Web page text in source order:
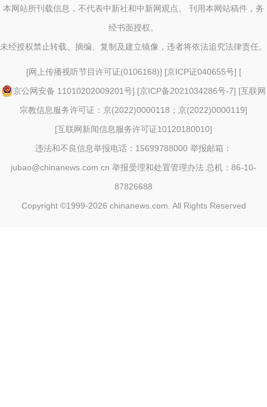
本网站所刊载信息，不代表中新社和中新网观点。 刊用本网站稿件，务
经书面授权。
未经授权禁止转载、摘编、复制及建立镜像，违者将依法追究法律责任。
[网上传播视听节目许可证(0106168)] [京ICP证040655号] [
京公网安备 11010202009201号] [京ICP备2021034286号-7] [互联网
宗教信息服务许可证：京(2022)0000118；京(2022)0000119]
[互联网新闻信息服务许可证10120180010]
违法和不良信息举报电话：15699788000 举报邮箱：
jubao@chinanews.com.cn 举报受理和处置管理办法 总机：86-10-
87826688
Copyright ©1999-2026 chinanews.com. All Rights Reserved